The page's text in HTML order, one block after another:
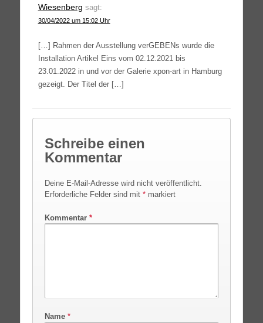
Wiesenberg sagt:
30/04/2022 um 15:02 Uhr
[…] Rah­men der Aus­stel­lung ver­GE­BENs wur­de die
Instal­la­ti­on Arti­kel Eins vom 02.12.2021 bis
23.01.2022 in und vor der Gale­rie xpon-art in Ham­burg
gezeigt. Der Titel der […]
Schreibe einen
Kommentar
Deine E-Mail-Adresse wird nicht veröffentlicht.
Erforderliche Felder sind mit *markiert
Kommentar *
Name *